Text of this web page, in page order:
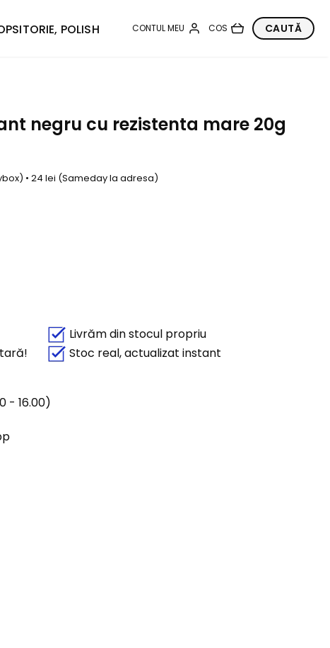
POLISH
negru cu rezistenta mare 20g
• 24 lei (Sameday la adresa)
Livrăm din stocul propriu
Stoc real, actualizat instant
- 16.00)